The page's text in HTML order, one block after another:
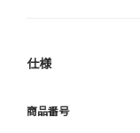
仕様
商品番号